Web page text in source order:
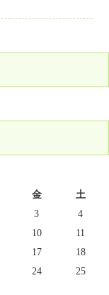
金
土
3
4
10
11
17
18
24
25